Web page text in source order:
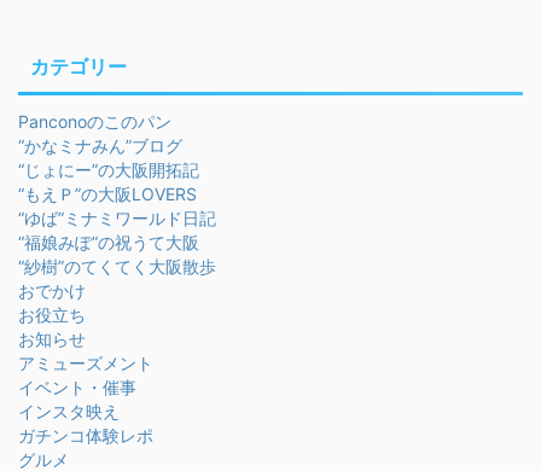
カテゴリー
Panconoのこのパン
“かなミナみん”ブログ
“じょにー”の大阪開拓記
“もえＰ”の大阪LOVERS
“ゆば”ミナミワールド日記
“福娘みぽ”の祝うて大阪
“紗樹”のてくてく大阪散歩
おでかけ
お役立ち
お知らせ
アミューズメント
イベント・催事
インスタ映え
ガチンコ体験レポ
グルメ